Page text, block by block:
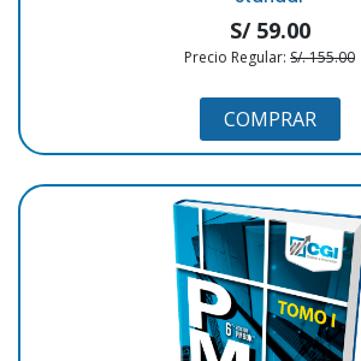
S/ 59.00
Precio Regular: S/. 155.00
COMPRAR